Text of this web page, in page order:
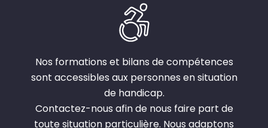
Nos formations et bilans de compétences
sont accessibles aux personnes en situation
de handicap.
Contactez-nous afin de nous faire part de
toute situation particulière. Nous adaptons